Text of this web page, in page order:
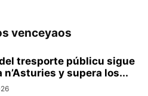
venceyaos
del tresporte públicu sigue
n’Asturies y supera los...